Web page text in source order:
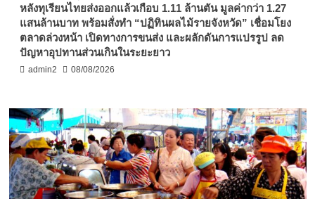
หลังทุเรียนไทยส่งออกแล้วเกือบ 1.11 ล้านตัน มูลค่ากว่า 1.27
แสนล้านบาท พร้อมสั่งทำ “ปฏิทินผลไม้รายจังหวัด” เชื่อมโยง
ตลาดล่วงหน้า เปิดทางการขนส่ง และผลักดันการแปรรูป ลด
ปัญหาอุปทานส่วนเกินในระยะยาว
admin2 08/08/2026